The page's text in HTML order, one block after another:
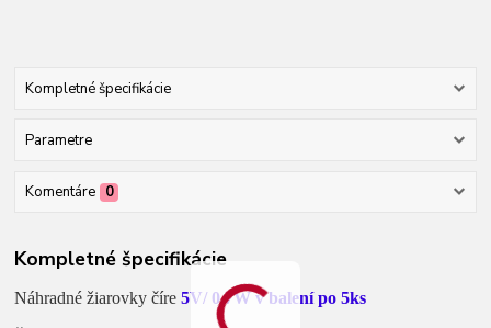
Kompletné špecifikácie
Parametre
Komentáre 0
Kompletné špecifikácie
Náhradné žiarovky číre5V/ 0,7W v balení po 5ks